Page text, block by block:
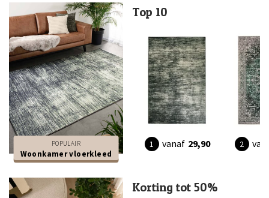
POPULAIR
Woonkamer vloerkleed
Top 10
vanaf 29,90
Korting tot 50%